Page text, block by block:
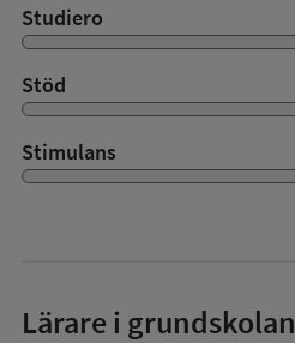
Studiero
Stöd
Stimulans
Lärare i grundskolan